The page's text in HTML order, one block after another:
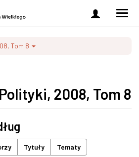
Zaloguj
się
Tom 8
2008, Tom 8
Tytuły Tematy